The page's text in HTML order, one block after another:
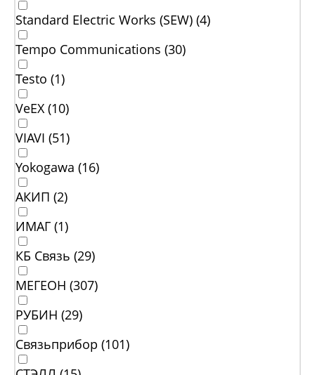
Standard Electric Works (SEW) (4)
Tempo Communications (30)
Testo (1)
VeEX (10)
VIAVI (51)
Yokogawa (16)
АКИП (2)
ИМАГ (1)
КБ Связь (29)
МЕГЕОН (307)
РУБИН (29)
Связьприбор (101)